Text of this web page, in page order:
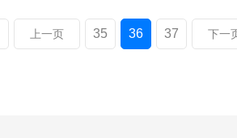
上一页 35 36 37 下一